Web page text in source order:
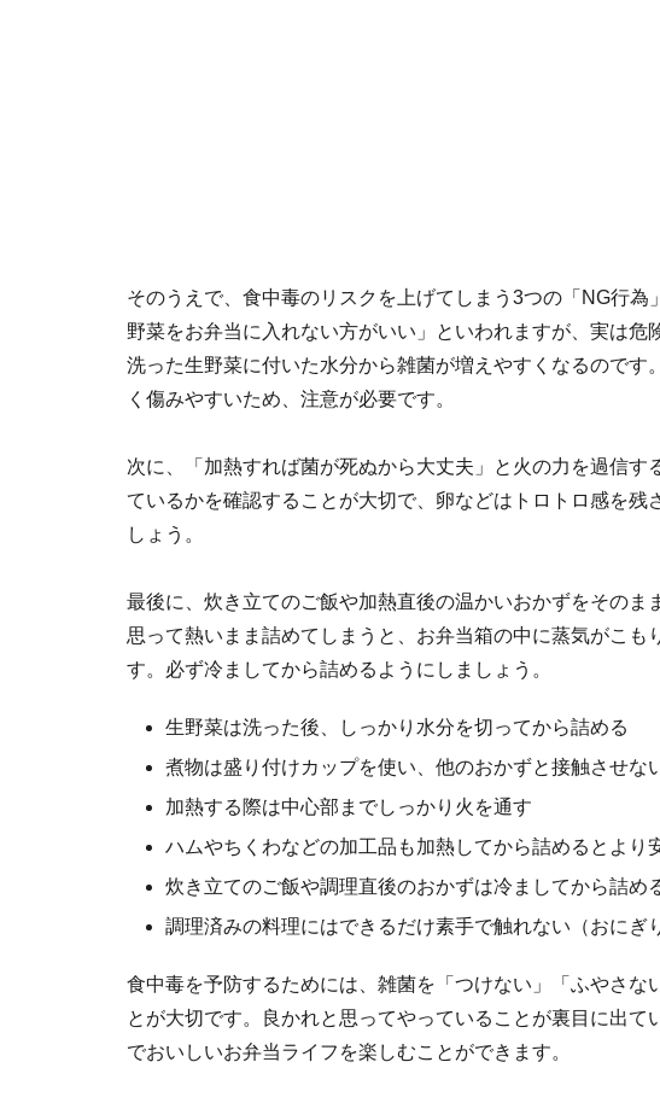
そのうえで、食中毒のリスクを上げてしまう3つの「NG行
野菜をお弁当に入れない方がいい」といわれますが、実は危
洗った生野菜に付いた水分から雑菌が増えやすくなるのです
く傷みやすいため、注意が必要です。
次に、「加熱すれば菌が死ぬから大丈夫」と火の力を過信す
ているかを確認することが大切で、卵などはトロトロ感を残
しょう。
最後に、炊き立てのご飯や加熱直後の温かいおかずをそのま
思って熱いまま詰めてしまうと、お弁当箱の中に蒸気がこも
す。必ず冷ましてから詰めるようにしましょう。
生野菜は洗った後、しっかり水分を切ってから詰める
煮物は盛り付けカップを使い、他のおかずと接触させな
加熱する際は中心部までしっかり火を通す
ハムやちくわなどの加工品も加熱してから詰めるとより
炊き立てのご飯や調理直後のおかずは冷ましてから詰め
調理済みの料理にはできるだけ素手で触れない（おにぎ
食中毒を予防するためには、雑菌を「つけない」「ふやさな
とが大切です。良かれと思ってやっていることが裏目に出
でおいしいお弁当ライフを楽しむことができます。